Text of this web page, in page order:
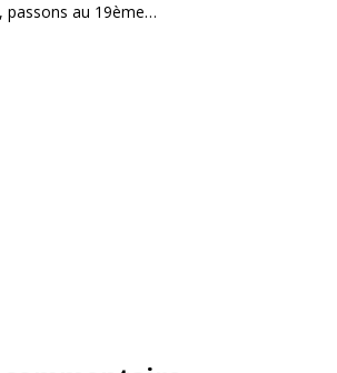
passons au 19ème…